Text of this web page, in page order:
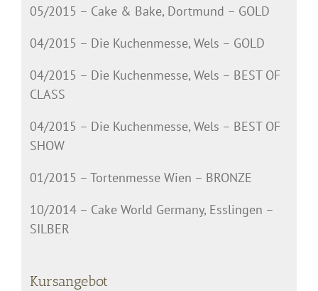
05/2015 – Cake & Bake, Dortmund – GOLD
04/2015 – Die Kuchenmesse, Wels – GOLD
04/2015 – Die Kuchenmesse, Wels – BEST OF
CLASS
04/2015 – Die Kuchenmesse, Wels – BEST OF
SHOW
01/2015 – Tortenmesse Wien – BRONZE
10/2014 – Cake World Germany, Esslingen –
SILBER
Kursangebot